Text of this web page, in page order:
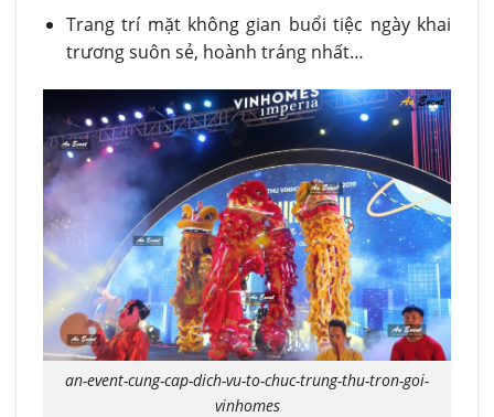
Trang trí mặt không gian buổi tiệc ngày khai
trương suôn sẻ, hoành tráng nhất…
an-event-cung-cap-dich-vu-to-chuc-trung-thu-tron-goi-
vinhomes